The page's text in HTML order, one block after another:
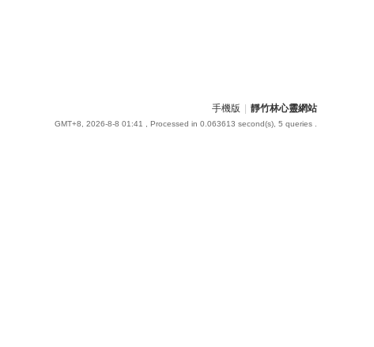
手機版 靜竹林心靈網站
GMT+8, 2026-8-8 01:41 , Processed in 0.063613 second(s), 5 queries .